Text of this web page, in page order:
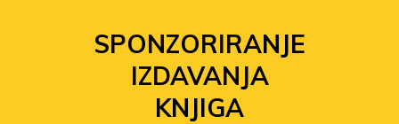
SPONZORIRANJE
IZDAVANJA
KNJIGA